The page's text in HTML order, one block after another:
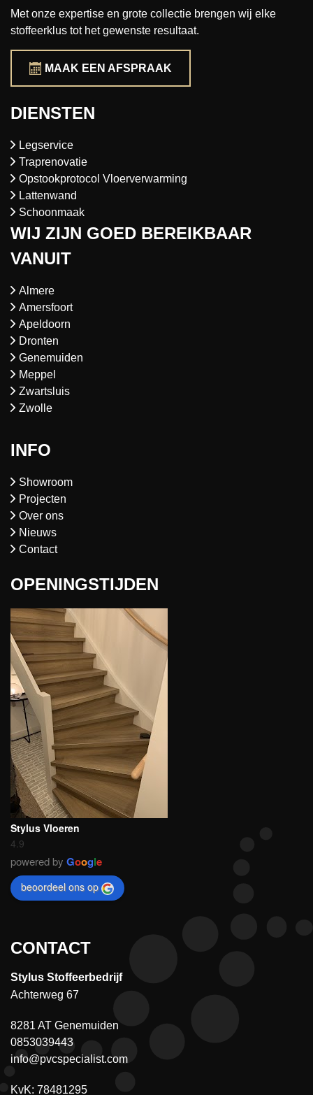
Met onze expertise en grote collectie brengen wij elke
stoffeerklus tot het gewenste resultaat.
MAAK EEN AFSPRAAK
DIENSTEN
Legservice
Traprenovatie
Opstookprotocol Vloerverwarming
Lattenwand
Schoonmaak
WIJ ZIJN GOED BEREIKBAAR
VANUIT
Almere
Amersfoort
Apeldoorn
Dronten
Genemuiden
Meppel
Zwartsluis
Zwolle
INFO
Showroom
Projecten
Over ons
Nieuws
Contact
OPENINGSTIJDEN
Stylus Vloeren
4.9
powered by Google
beoordeel ons op
CONTACT
Stylus Stoffeerbedrijf
Achterweg 67
8281 AT Genemuiden
0853039443
info@pvcspecialist.com
KvK: 78481295